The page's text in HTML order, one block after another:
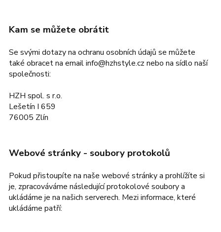
Kam se můžete obrátit
Se svými dotazy na ochranu osobních údajů se můžete
také obracet na emailinfo@hzhstyle.cz nebo na sídlo naší
společnosti:
HZH spol. s r.o.
Lešetín I 659
76005 Zlín
Webové stránky - soubory protokolů
Pokud přistoupíte na naše webové stránky a prohlížíte si
je, zpracováváme následující protokolové soubory a
ukládáme je na našich serverech. Mezi informace, které
ukládáme patří: